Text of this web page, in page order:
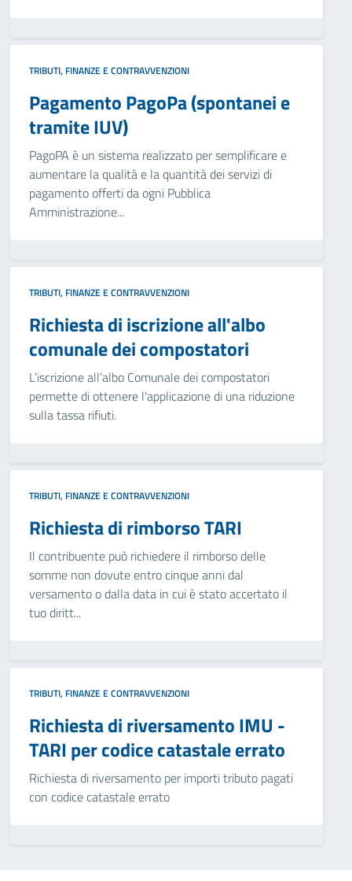
TRIBUTI, FINANZE E CONTRAVVENZIONI
Pagamento PagoPa (spontanei e
tramite IUV)
PagoPA è un sistema realizzato per semplificare e
aumentare la qualità e la quantità dei servizi di
pagamento offerti da ogni Pubblica
Amministrazione...
TRIBUTI, FINANZE E CONTRAVVENZIONI
Richiesta di iscrizione all'albo
comunale dei compostatori
L’iscrizione all’albo Comunale dei compostatori
permette di ottenere l'applicazione di una riduzione
sulla tassa rifiuti.
TRIBUTI, FINANZE E CONTRAVVENZIONI
Richiesta di rimborso TARI
Il contribuente può richiedere il rimborso delle
somme non dovute entro cinque anni dal
versamento o dalla data in cui è stato accertato il
tuo diritt...
TRIBUTI, FINANZE E CONTRAVVENZIONI
Richiesta di riversamento IMU -
TARI per codice catastale errato
Richiesta di riversamento per importi tributo pagati
con codice catastale errato